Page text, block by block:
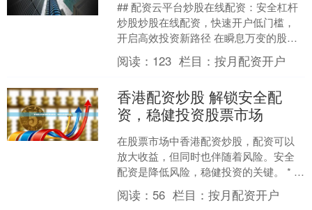
## 配资云平台炒股在线配资：安全杠杆
炒股炒股在线配资，快速开户低门槛，
开启高效投资新路径 在瞬息万变的股票
市场中，及时捕捉机遇往往意味着可观
的回报。然而，资金....
阅读： 123 栏目：按月配资开户
香港配资炒股 解锁安全配
资，稳健投资股票市场
在股票市场中香港配资炒股，配资可以
放大收益，但同时也伴随着风险。安全
配资是降低风险，稳健投资的关键。 * **
资金杠杆：**放大投资规模，提高收益
率。 **什么....
阅读： 56 栏目：按月配资开户